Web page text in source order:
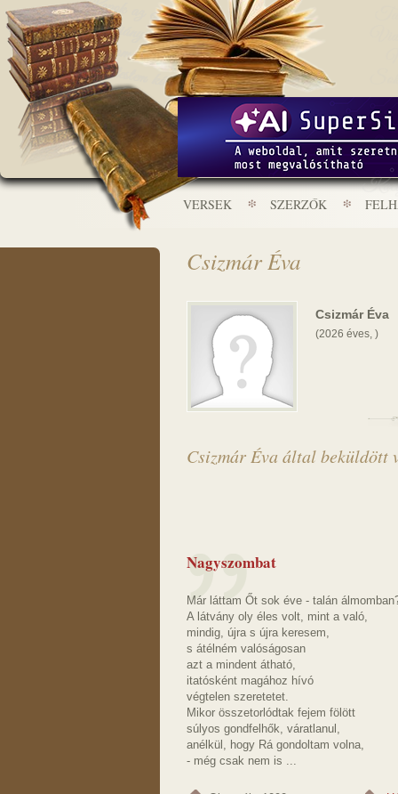
VERSEK SZERZŐK
Csizmár Éva
Csizmár Éva
(2026 éves, )
Csizmár Éva által beküldött
Nagyszombat
Már láttam Őt sok éve - talán
A látvány oly éles volt, mint a való,
mindig, újra s újra keresem,
s átélném valóságosan
azt a mindent átható,
itatósként magához hívó
végtelen szeretetet.
Mikor összetorlódtak fejem fölött
súlyos gondfelhők, váratlanul,
anélkül, hogy Rá gondoltam volna,
- még csak nem is ...